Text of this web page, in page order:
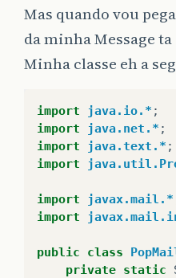
Mas quando vou
da minha Message
Minha classe eh a
import java.io.* ;
import
java.net.* ;
import
java.text.* ;
import
import javax.mail.*
import
public class
private static